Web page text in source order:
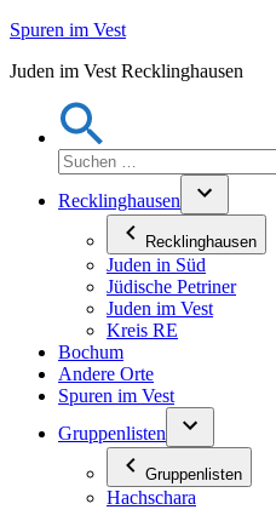
Zum
springen
Spuren im Vest
Juden im Vest Recklinghausen
Suchen
nach:
Recklinghausen
Recklinghausen
Juden in Süd
Jüdische Petriner
Juden im Vest
Kreis RE
Bochum
Andere Orte
Spuren im Vest
Gruppenlisten
Gruppenlisten
Hachschara